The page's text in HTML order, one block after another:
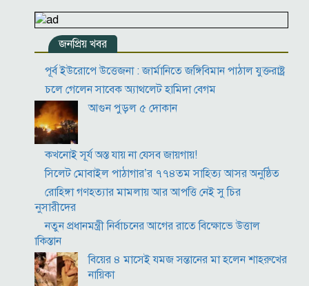
সূর্যের বুকে অধরা প্লাজমার সন্ধান, উদ্ঘাটিত হলো নতুন
চৌম্বক রহস্য
উপমহাদেশের প্রভাবশালী ১০ সুফি সাধক
প্রতারণা মামলায় সালমান খানকে আদালতে তলব
কোটি টাকার মৃত্যু ভাতার লোভে সেনাদের বিয়ে, সামনে
এলো চাঞ্চল্যকর অভিযোগ
হিরোশিমা-নাগাসাকি হামলার ৮১ বছর: বর্তমান বিশ্বে
পারমাণবিক পরিস্থিতি কি?
জনপ্রিয় খবর
পূর্ব ইউরোপে উত্তেজনা : জার্মানিতে জঙ্গিবিমান পাঠাল যুক্তরাষ্ট্র
চলে গেলেন সাবেক অ্যাথলেট হামিদা বেগম
আগুন পুড়ল ৫ দোকান
কখনোই সূর্য অস্ত যায় না যেসব জায়গায়!
সিলেট মোবাইল পাঠাগার’র ৭৭৪তম সাহিত্য আসর অনুষ্ঠিত
রোহিঙ্গা গণহত্যার মামলায় আর আপত্তি নেই সু চির
অনুসারীদের
নতুন প্রধানমন্ত্রী নির্বাচনের আগের রাতে বিক্ষোভে উত্তাল
পাকিস্তান
বিয়ের ৪ মাসেই যমজ সন্তানের মা হলেন শাহরুখের
নায়িকা